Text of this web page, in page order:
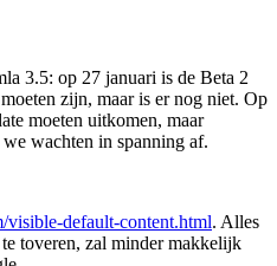
3.5: op 27 januari is de Beta 2
zijn, maar is er nog niet. Op
moeten uitkomen, maar
wachten in spanning af.
visible-default-content.html. Alles
toveren, zal minder makkelijk